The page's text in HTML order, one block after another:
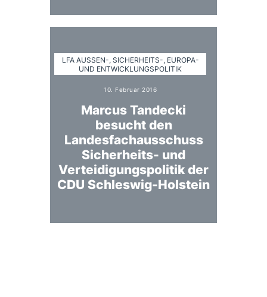
LFA AUSSEN-, SICHERHEITS-, EUROPA- U
ND ENTWICKLUNGSPOLITIK
10. Februar 2016
Marcus Tandecki
besucht den
Landesfachausschuss
Sicherheits- und
Verteidigungspolitik der
CDU Schleswig-Holstein